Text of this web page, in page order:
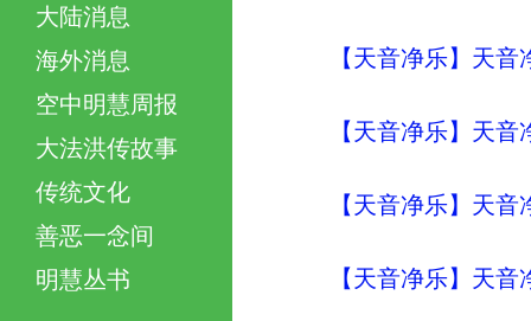
大陆消息
海外消息
空中明慧周报
大法洪传故事
传统文化
善恶一念间
明慧丛书
【天音净乐】天
【天音净乐】天
【天音净乐】天
【天音净乐】天